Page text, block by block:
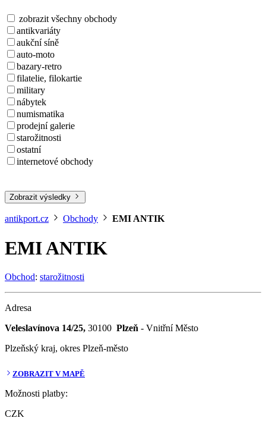
zobrazit všechny obchody
antikvariáty
aukční síně
auto-moto
bazary-retro
filatelie, filokartie
military
nábytek
numismatika
prodejní galerie
starožitnosti
ostatní
internetové obchody
Zobrazit výsledky
antikport.cz Obchody EMI ANTIK
EMI ANTIK
Obchod: starožitnosti
Adresa
Veleslavínova 14/25, 30100 Plzeň - Vnitřní Město
Plzeňský kraj, okres Plzeň-město
ZOBRAZIT V MAPĚ
Možnosti platby:
CZK